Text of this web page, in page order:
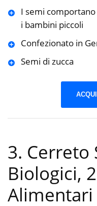
I semi
i bambini piccoli
Confezionato in
Semi di zucca
3. Cerreto
Biologici,
Alimentari